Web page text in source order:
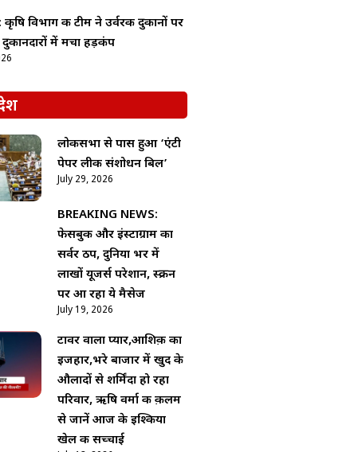
कृषि विभाग की टीम ने उर्वरक दुकानों पर
दुकानदारों में मचा हड़कंप
लोकसभा से पास हुआ ‘एंटी
पेपर लीक संशोधन बिल’
July 29, 2026
BREAKING NEWS:
फेसबुक और इंस्टाग्राम का
सर्वर ठप, दुनिया भर में
लाखों यूजर्स परेशान, स्क्रीन
पर आ रहा ये मैसेज
July 19, 2026
टावर वाला प्यार,आशिक़ी का
इजहार,भरे बाजार में खुद के
औलादों से शर्मिंदा हो रहा
परिवार, ऋषि वर्मा की क़लम
से जानें आज के इश्किया
खेल की सच्चाई